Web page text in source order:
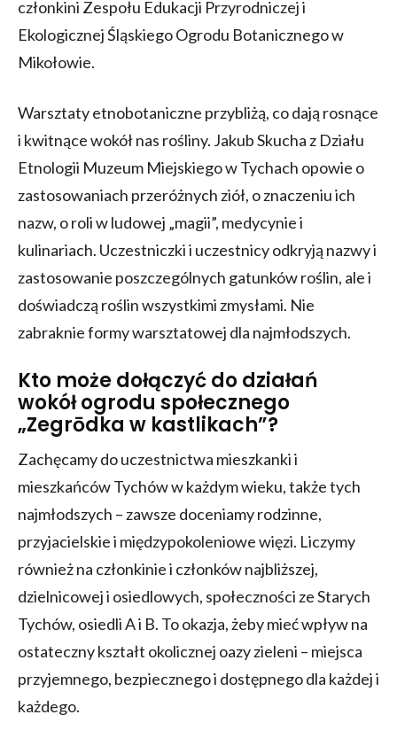
członkini Zespołu Edukacji Przyrodniczej i
Ekologicznej Śląskiego Ogrodu Botanicznego w
Mikołowie.
Warsztaty etnobotaniczne przybliżą, co dają rosnące
i kwitnące wokół nas rośliny. Jakub Skucha z Działu
Etnologii Muzeum Miejskiego w Tychach opowie o
zastosowaniach przeróżnych ziół, o znaczeniu ich
nazw, o roli w ludowej „magii”, medycynie i
kulinariach. Uczestniczki i uczestnicy odkryją nazwy i
zastosowanie poszczególnych gatunków roślin, ale i
doświadczą roślin wszystkimi zmysłami. Nie
zabraknie formy warsztatowej dla najmłodszych.
Kto może dołączyć do działań
wokół ogrodu społecznego
„Zegrōdka w kastlikach”?
Zachęcamy do uczestnictwa mieszkanki i
mieszkańców Tychów w każdym wieku, także tych
najmłodszych – zawsze doceniamy rodzinne,
przyjacielskie i międzypokoleniowe więzi. Liczymy
również na członkinie i członków najbliższej,
dzielnicowej i osiedlowych, społeczności ze Starych
Tychów, osiedli A i B. To okazja, żeby mieć wpływ na
ostateczny kształt okolicznej oazy zieleni – miejsca
przyjemnego, bezpiecznego i dostępnego dla każdej i
każdego.